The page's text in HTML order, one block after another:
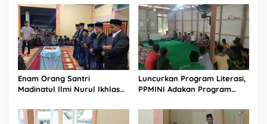
Bersama Ramadhan 1447 H
Enam Orang Santri
Madinatul Ilmi Nurul Ikhlas
Luncurkan Program Literasi,
PPMINI Adakan Program